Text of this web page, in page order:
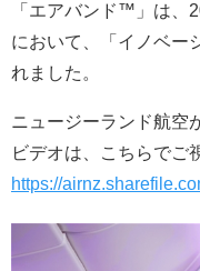
「エアバンド™」は、
において、「イノベー
れました。
ニュージーランド航空
ビデオは、こちらでご
https://